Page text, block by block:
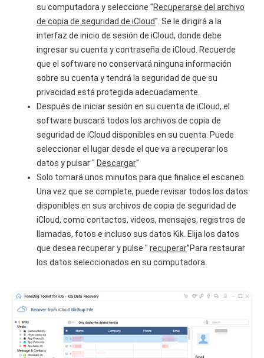
su computadora y seleccione "Recuperarse del archivo
de copia de seguridad de iCloud". Se le dirigirá a la
interfaz de inicio de sesión de iCloud, donde debe
ingresar su cuenta y contraseña de iCloud. Recuerde
que el software no conservará ninguna información
sobre su cuenta y tendrá la seguridad de que su
privacidad está protegida adecuadamente.
Después de iniciar sesión en su cuenta de iCloud, el
software buscará todos los archivos de copia de
seguridad de iCloud disponibles en su cuenta. Puede
seleccionar el lugar desde el que va a recuperar los
datos y pulsar "Descargar"
Solo tomará unos minutos para que finalice el escaneo.
Una vez que se complete, puede revisar todos los datos
disponibles en sus archivos de copia de seguridad de
iCloud, como contactos, videos, mensajes, registros de
llamadas, fotos e incluso sus datos Kik. Elija los datos
que desea recuperar y pulse "recuperar”Para restaurar
los datos seleccionados en su computadora.